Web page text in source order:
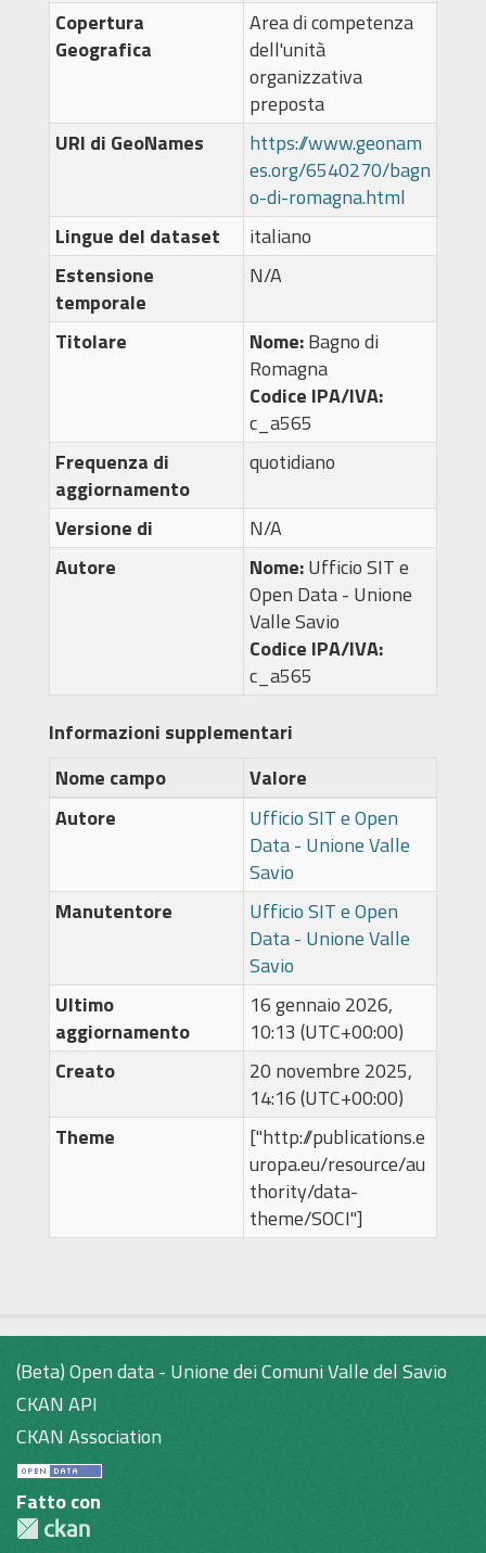
Copertura
Geografica
Area di competenza
dell'unità
organizzativa
preposta
URI di GeoNames
https://www.geonam
es.org/6540270/bagn
o-di-romagna.html
Lingue del dataset
italiano
Estensione
temporale
N/A
Titolare Nome:Bagno di
Romagna
Codice IPA/IVA:
c_a565
Frequenza di
aggiornamento
quotidiano
Versione di
N/A
Autore
Nome:Ufficio SIT e
Open Data - Unione
Valle Savio
Codice IPA/IVA:
c_a565
Informazioni supplementari
Nome campo
Valore
Autore
Ufficio SIT e Open
Data - Unione Valle
Savio
Manutentore
Ufficio SIT e Open
Data - Unione Valle
Savio
Ultimo
aggiornamento
16 gennaio 2026,
10:13 (UTC+00:00)
Creato
20 novembre 2025,
14:16 (UTC+00:00)
Theme
["http://publications.e
uropa.eu/resource/au
thority/data-
theme/SOCI"]
(Beta) Open data - Unione dei Comuni Valle del Savio
CKAN API
CKAN Association
Fatto con